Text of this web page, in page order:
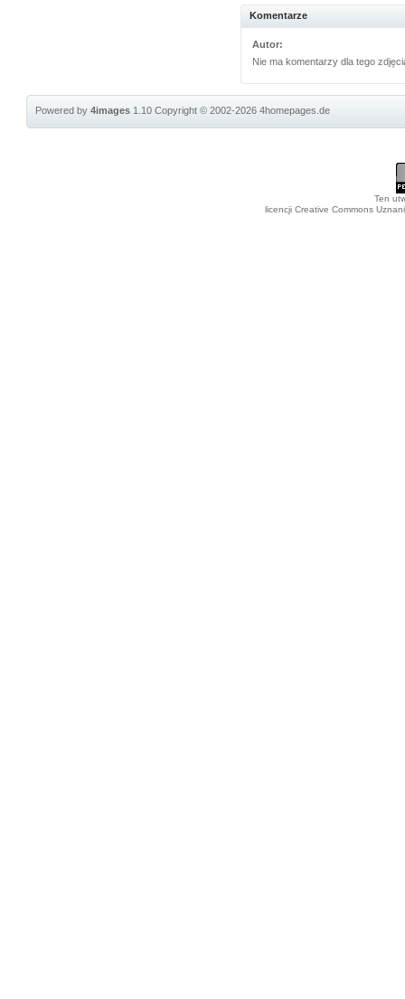
Komentarze
Autor:
Nie ma komentarzy dla tego
Powered by4images 1.10Copyright © 2002-20264homepages.de
Ten
licencji Creative Commons